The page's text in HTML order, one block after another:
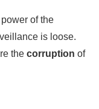
of the
is loose.
the corruption of